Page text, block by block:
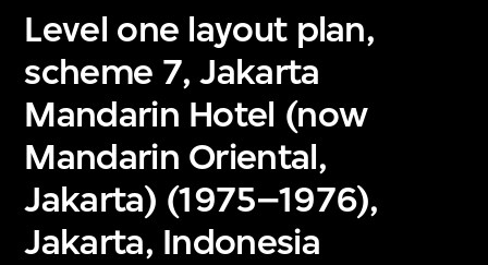
Level one layout plan,
scheme 7, Jakarta
Mandarin Hotel (now
Mandarin Oriental,
Jakarta) (1975–1976),
Jakarta, Indonesia